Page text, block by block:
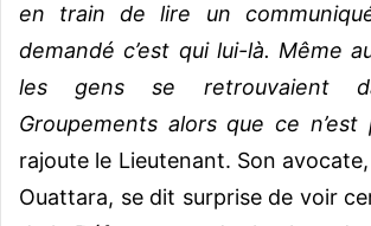
en train de lire un
demandé c’est qui lui-là. Même
les gens se retrouvaient
Groupements alors que ce n’est
rajoute le Lieutenant. Son
Ouattara, se dit surprise de voir